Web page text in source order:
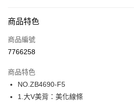
LINE Pay
街口支付
運送方式
全家取貨付款
商品特色
商品編號
7766258
商品特色
NO.ZB4690-F5
1.大V美背：美化線條